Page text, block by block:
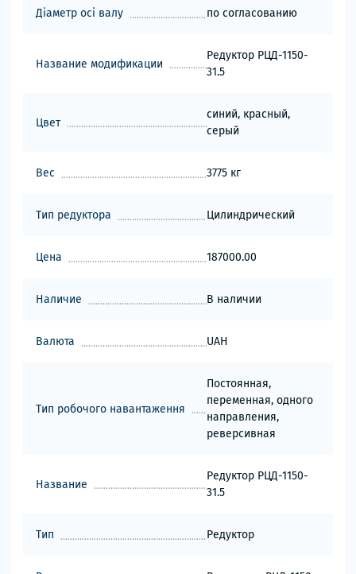
Діаметр осі валу по согласованию
Название модификации
Редуктор РЦД-1150-
31.5
Цвет
синий, красный,
серый
Вес 3775 кг
Тип редуктора Цилиндрический
Цена 187000.00
Наличие В наличии
Валюта UAH
Тип робочого навантаження
Постоянная,
переменная, одного
направления,
реверсивная
Название
Редуктор РЦД-1150-
31.5
Тип Редуктор